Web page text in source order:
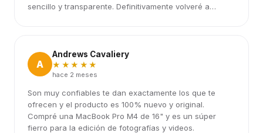
sencillo y transparente. Definitivamente volveré a
A
Andrews Cavaliery
★★★★★
hace 2 meses
Son muy confiables te dan exactamente los que te
ofrecen y el producto es 100% nuevo y original.
Compré una MacBook Pro M4 de 16" y es un súper
fierro para la edición de fotografías y videos.